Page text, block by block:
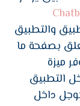
والتطبيق
بصفحة ما
ميزة
التطبيق
داخل